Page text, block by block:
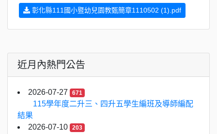
彰化縣111國小暨幼兒園教甄簡章1110502 (1).pdf
近月內熱門公告
2026-07-27 671
115學年度二升三、四升五學生編班及導師編配
結果
2026-07-10
203